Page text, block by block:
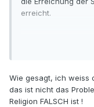
erreicht.
kann, gibt es diese
Wie gesagt, ich weiss
das ist nicht das
Religion FALSCH ist !